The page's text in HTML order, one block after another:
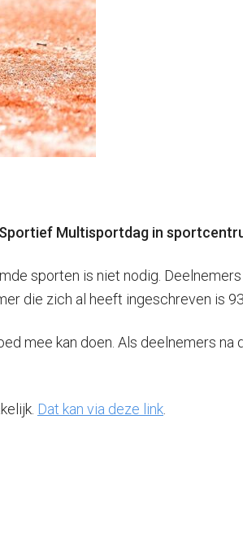
Multisportdag in
sporten is niet nodig.
die zich al heeft ingeschreven is 93
mee kan doen. Als deelnemers na
Dat kan via deze link